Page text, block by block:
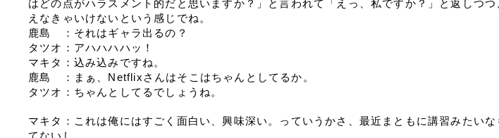
はどの点がハラスメント的だと思いますか？」と言われて「えっ、私ですか？」と返しつつ
えなきゃいけないという感じでね。
鹿島　：それはギャラ出るの？
タツオ：アハハハハッ！
マキタ：込み込みですね。
鹿島　：まぁ、Netflixさんはそこはちゃんとしてるか。
タツオ：ちゃんとしてるでしょうね。
マキタ：これは俺にはすごく面白い、興味深い。っていうかさ、最近まともに講習みたいな
てないし。